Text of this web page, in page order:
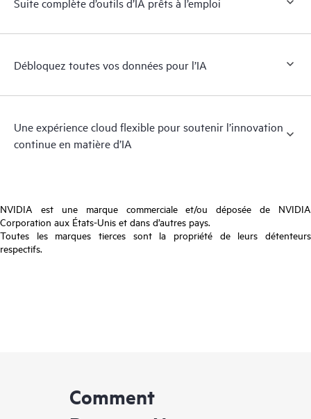
Débloquez toutes vos données pour l’IA
Une expérience cloud flexible pour soutenir l’innovation
continue en matière d’IA
NVIDIA est une marque commerciale et/ou déposée de NVIDIA
Corporation aux États-Unis et dans d’autres pays.
Toutes les marques tierces sont la propriété de leurs détenteurs
respectifs.
Comment